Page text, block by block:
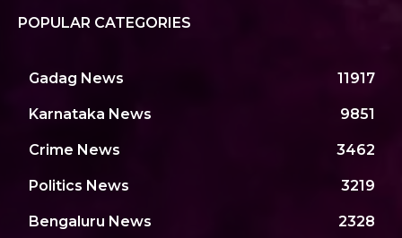
POPULAR CATEGORIES
Gadag News 11917
Karnataka News 9851
Crime News 3462
Politics News 3219
Bengaluru News 2328